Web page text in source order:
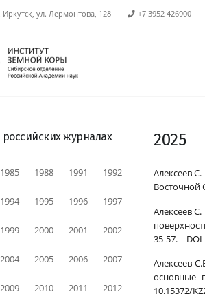
Иркутск, ул. Лермонтова, 128 +7 3952 426900
российских журналах
1985 1988 1991 1992
1994 1995 1996 1997
1999 2000 2001 2002
2004 2005 2006 2007
2009 2010 2011 2012
2025
Алексеев
Восточной
Алексеев
35-57. –
Алексеев
основные
10.15372/